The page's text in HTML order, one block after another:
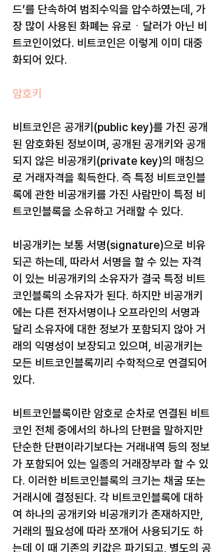
드’를 단속하여 범죄수익을 압수하였는데, 가
장 많이 사용된 화폐는 유로ㆍ달러가 아닌 비
트코인이었다. 비트코인은 이렇게 이미 대중
화되어 있다.
암호키
비트코인은 공개키(public key)를 가진 공개
된 암호화된 정보이며, 공개된 공개키와 공개
되지 않은 비공개키(private key)의 매칭으
로 거래자격을 획득한다. 즉 특정 비트코인블
록에 관한 비공개키를 가진 사람만이 특정 비
트코인블록을 소유하고 거래할 수 있다.
비공개키는 보통 서명(signature)으로 비유
되곤 하는데, 따라서 서명을 할 수 있는 자격
이 있는 비공개키의 소유자가 결국 특정 비트
코인블록의 소유자가 된다. 하지만 비공개키
에는 다른 전자서명이나 오프라인의 서명과
달리 소유자에 대한 정보가 포함되지 않아 거
래의 익명성이 보장되고 있으며, 비공개키는
모든 비트코인블록끼리 수학적으로 연결되어
있다.
비트코인블록이란 암호로 순차로 연결된 비트
코인 전체 중에서의 하나의 단편을 말하지만
단순한 단편이라기보다는 거래내역 등의 정보
가 포함되어 있는 일종의 거래장부라 할 수 있
다. 이러한 비트코인블록의 크기는 채굴 또는
거래시에 결정된다. 각 비트코인블록에 대하
여 하나의 공개키와 비공개키가 존재하지만,
거래의 필요성에 따라 쪼개어 사용되기도 하
는데 이 때 기존의 키값은 파기되고, 별도의 공